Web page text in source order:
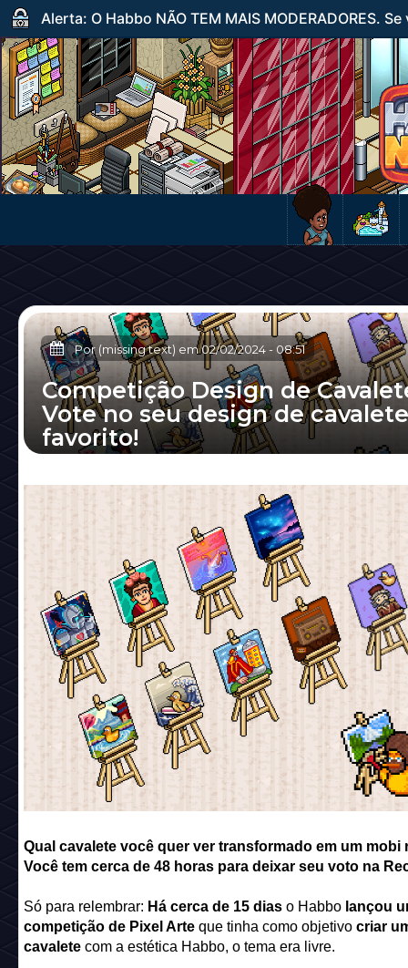
Alerta: O Habbo NÃO TEM MAIS MODERADORES.
Por (missing text) em02/02/2024- 08:51
Competição Design de
Vote no seu design de cavalete
favorito!
mobi raro? Você tem cerca de 48 horas para
seu voto na Recepção!
Qual cavalete você quer ver transformado em um mobi
Você tem cerca de 48 horas para deixar seu voto na
Só para relembrar: Há cerca de 15 dias o Habbolançou
competição de Pixel Arteque tinha como objetivocriar
cavalete com a estética Habbo, o tema era livre.